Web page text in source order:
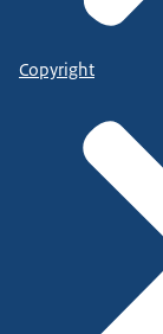
Copyright